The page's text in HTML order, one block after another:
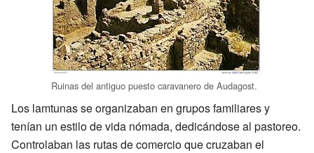
Ruinas del antiguo puesto caravanero de Audagost.
Los lamtunas se organizaban en grupos familiares y
tenían un estilo de vida nómada, dedicándose al pastoreo.
Controlaban las rutas de comercio que cruzaban el